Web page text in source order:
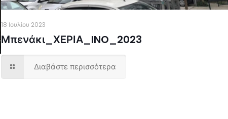
18 Ιουλίου 2023
Μπενάκι_ΧΕΡΙΑ_INO_2023
Διαβάστε περισσότερα